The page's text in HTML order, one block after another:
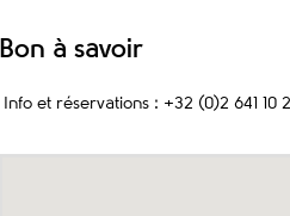
Bon à savoir
Info et réservations : +32 (0)2 641 10